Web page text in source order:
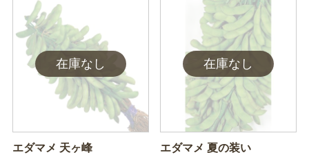
エダマメ 天ヶ峰 エダマメ 夏の装い